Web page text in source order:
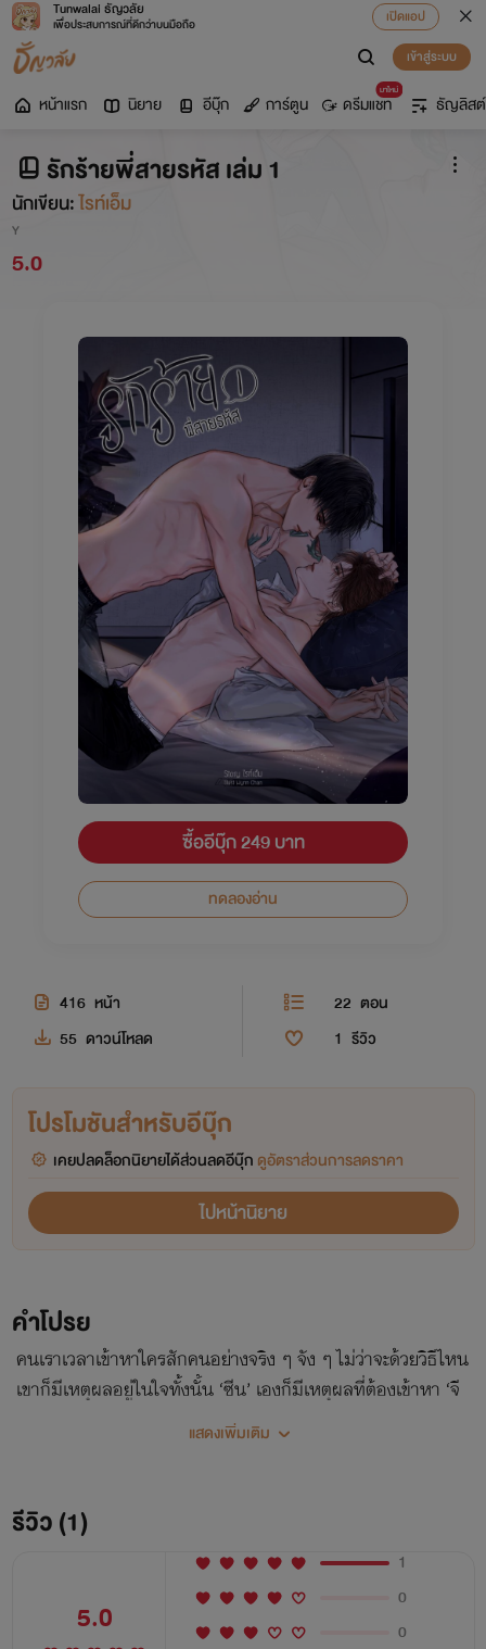
Tunwalai ธัญวลัย
เพื่อประสบการณ์ที่ดีกว่าบนมือถือ
เปิดแอป
เข้าสู่ระบบ
หน้าแรก นิยาย อีบุ๊ก การ์ตูน
มาใหม่
ดรีมแชท ธัญลิสต์
รักร้ายพี่สายรหัส เล่ม 1
นักเขียน:ไรท์เอ็ม
Y
5.0
ซื้ออีบุ๊ก 249 บาท
ทดลองอ่าน
416 หน้า 22 ตอน
55 ดาวน์โหลด 1 รีวิว
โปรโมชันสำหรับอีบุ๊ก
เคยปลดล็อกนิยายได้ส่วนลดอีบุ๊ก ดูอัตราส่วนการลดราคา
ไปหน้านิยาย
คำโปรย
คนเราเวลาเข้าหาใครสักคนอย่างจริง ๆ จัง ๆ ไม่ว่าจะด้วยวิธีไหน
เขาก็มีเหตุผลอยู่ในใจทั้งนั้น ‘ซีน’ เองก็มีเหตุผลที่ต้องเข้าหา ‘จี
โน่’ ด้วยวิธีที่แสนร้ายนี้เพราะมีเหตุผลในใจเช่นกัน แล้วเหตุผลนั้น
แสดงเพิ่มเติม
รีวิว (1)
5.0
1
0
0